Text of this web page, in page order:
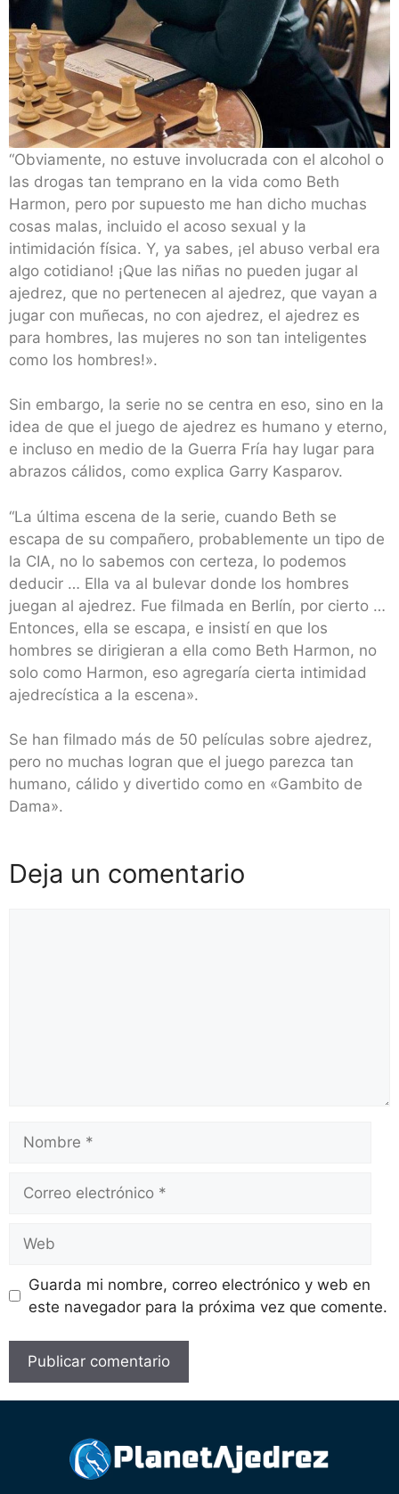
“Obviamente, no estuve involucrada con el alcohol o
las drogas tan temprano en la vida como Beth
Harmon, pero por supuesto me han dicho muchas
cosas malas, incluido el acoso sexual y la
intimidación física. Y, ya sabes, ¡el abuso verbal era
algo cotidiano! ¡Que las niñas no pueden jugar al
ajedrez, que no pertenecen al ajedrez, que vayan a
jugar con muñecas, no con ajedrez, el ajedrez es
para hombres, las mujeres no son tan inteligentes
como los hombres!».
Sin embargo, la serie no se centra en eso, sino en la
idea de que el juego de ajedrez es humano y eterno,
e incluso en medio de la Guerra Fría hay lugar para
abrazos cálidos, como explica Garry Kasparov.
“La última escena de la serie, cuando Beth se
escapa de su compañero, probablemente un tipo de
la CIA, no lo sabemos con certeza, lo podemos
deducir … Ella va al bulevar donde los hombres
juegan al ajedrez. Fue filmada en Berlín, por cierto …
Entonces, ella se escapa, e insistí en que los
hombres se dirigieran a ella como Beth Harmon, no
solo como Harmon, eso agregaría cierta intimidad
ajedrecística a la escena».
Se han filmado más de 50 películas sobre ajedrez,
pero no muchas logran que el juego parezca tan
humano, cálido y divertido como en «Gambito de
Dama».
Deja un comentario
Guarda mi nombre, correo electrónico y web en
este navegador para la próxima vez que comente.